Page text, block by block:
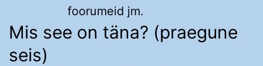
foorumeid jm.
Mis see on täna? (praegune
seis)